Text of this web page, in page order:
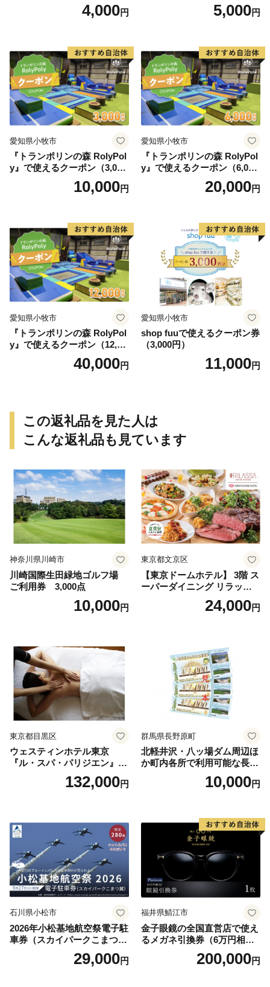
4,000円 5,000円
愛知県小牧市
『トランポリンの森 RolyPol
y』で使えるクーポン（3,000
10,000円
愛知県小牧市
『トランポリンの森 RolyPol
y』で使えるクーポン（6,000
20,000円
愛知県小牧市
『トランポリンの森 RolyPol
y』で使えるクーポン（12,00
40,000円
愛知県小牧市
shop fuuで使えるクーポン券
（3,000円）
11,000円
この返礼品を見た人は
こんな返礼品も見ています
神奈川県川崎市
川崎国際生田緑地ゴルフ場
ご利用券 3,000点
10,000円
東京都文京区
【東京ドームホテル】 3階 ス
ーパーダイニング リラッサ
ランチブッフェ お食事券 大
人1名様分 関東 東京 ご利用
24,000円
東京都目黒区
ウェスティンホテル東京
『ル・スパ・パリジエン』選
べるボディセラピー90分/1名
132,000円
群馬県長野原町
北軽井沢・八ッ場ダム周辺ほ
か町内各所で利用可能な長野
原町ふるさと感謝券（3,000
円分）【トラベル 観光 旅行
10,000円
石川県小松市
2026年小松基地航空祭電子駐
車券（スカイパークこまつ
翼） 駐車場 シャトルバスの
りばすぐ 石川県 小松市
29,000円
福井県鯖江市
金子眼鏡の全国直営店で使え
るメガネ引換券（6万円相
当） Platinum200,000円